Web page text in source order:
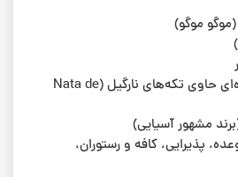
نوشیدنی میوه‌ای حاوی تکه‌های نارگیل (Nata de
مشهور آسیایی)
پذیرایی، کافه و رستوران،